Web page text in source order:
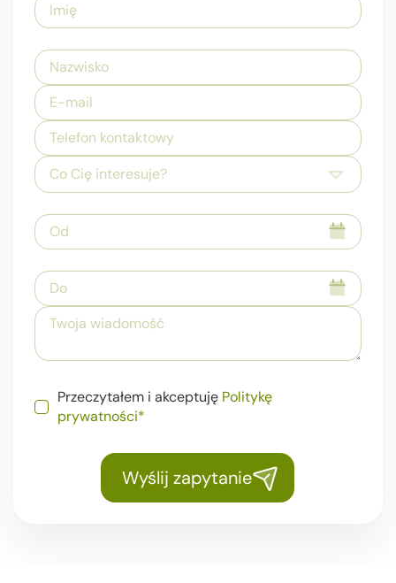
Co Cię interesuje?
Przeczytałem i akceptuję Politykę
prywatności*
Wyślij zapytanie